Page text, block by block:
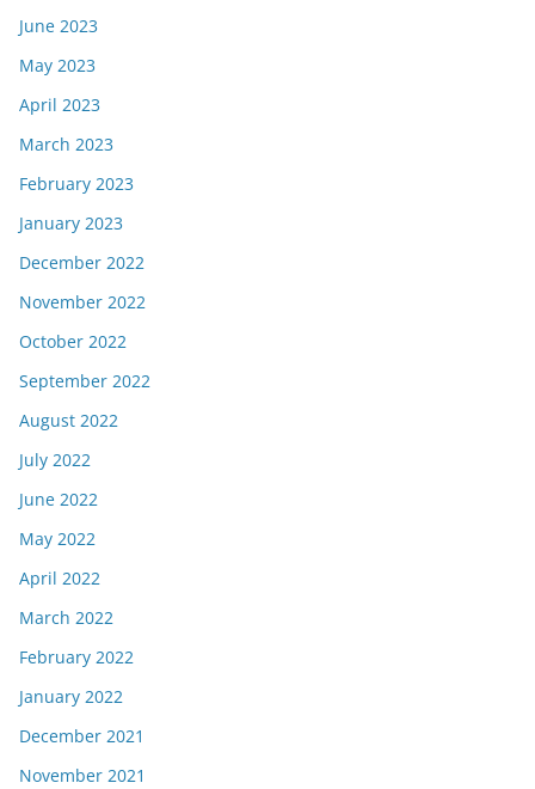
June 2023
May 2023
April 2023
March 2023
February 2023
January 2023
December 2022
November 2022
October 2022
September 2022
August 2022
July 2022
June 2022
May 2022
April 2022
March 2022
February 2022
January 2022
December 2021
November 2021